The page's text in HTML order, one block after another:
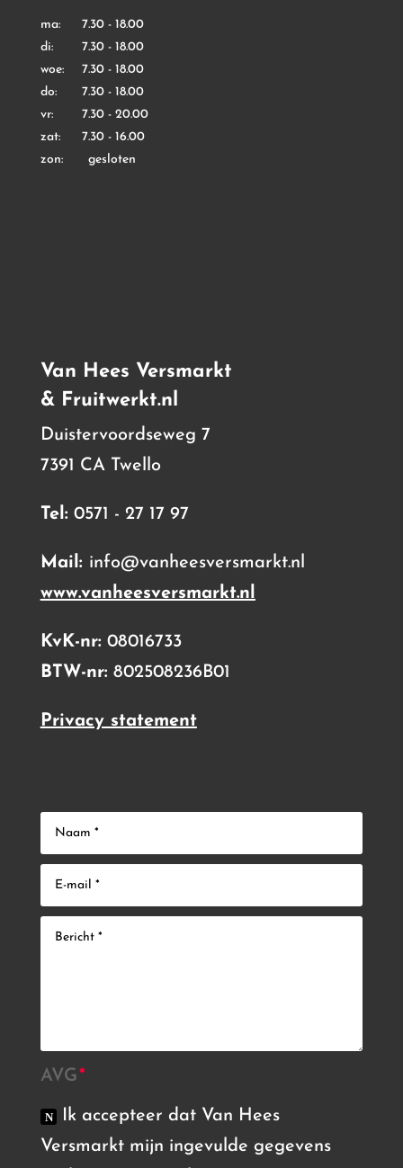
ma: 7.30 - 18.00
di: 7.30 - 18.00
woe: 7.30 - 18.00
do: 7.30 - 18.00
vr: 7.30 - 20.00
zat: 7.30 - 16.00
zon: gesloten
Van Hees Versmarkt
& Fruitwerkt.nl
Duistervoordseweg 7
7391 CA Twello
Tel: 0571 - 27 17 97
Mail: info@vanheesversmarkt.nl
www.vanheesversmarkt.nl
KvK-nr: 08016733
BTW-nr: 802508236B01
Privacy statement
AVG
Ik accepteer dat Van Hees
Versmarkt mijn ingevulde gegevens